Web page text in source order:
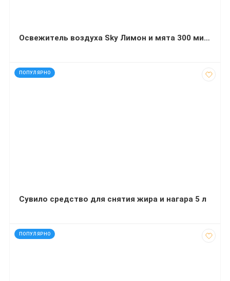
Освежитель воздуха Sky Лимон и мята 300 миллилитров
ПОПУЛЯРНО
код: 40200
Сувило средство для снятия жира и нагара 5 л
ПОПУЛЯРНО
код: 35311